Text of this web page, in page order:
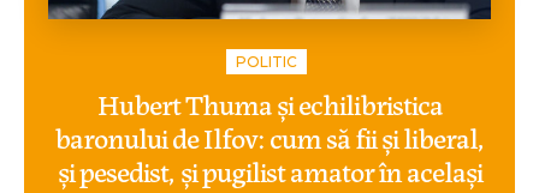
POLITIC
Hubert Thuma și echilibristica
baronului de Ilfov: cum să fii și liberal,
și pesedist, și pugilist amator în același